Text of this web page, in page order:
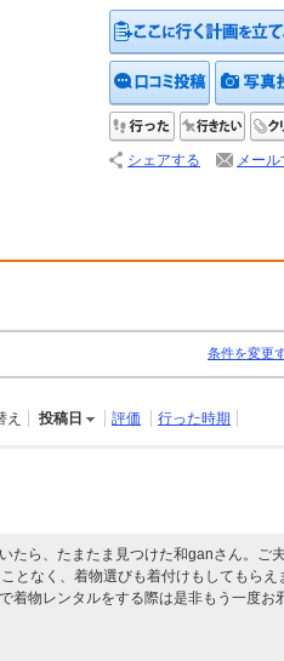
クチコミ
行った 行き
シェアする メール
条件を変更
え 投稿日 評価 行った時期
たら、たまたま見つけた和ganさん。ご
となく、着物選びも着付けもしてもらえ
着物レンタルをする際は是非もう一度お